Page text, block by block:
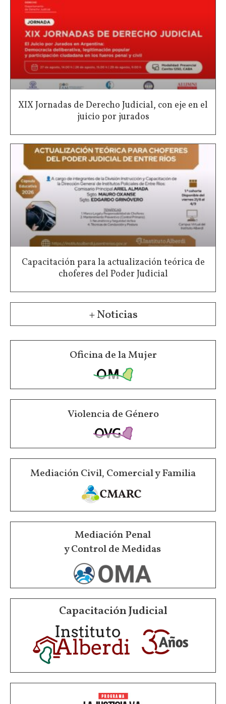
XIX Jornadas de Derecho Judicial, con eje en el
juicio por jurados
Capacitación para la actualización teórica de
choferes del Poder Judicial
+ Noticias
Oficina de la Mujer
Violencia de Género
Mediación Civil, Comercial y Familia
Mediación Penal
y Control de Medidas
Capacitación Judicial